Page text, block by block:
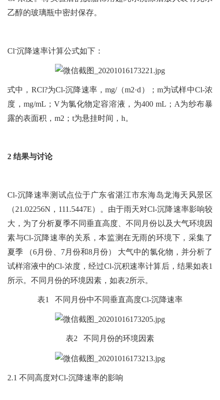
乙醇的玻璃瓶中密封保存。
Cl-沉降速率计算公式如下：
式中，RCl?为Cl-沉降速率，mg/（m2·d）；m为试样中Cl-浓
度，mg/mL；V为氯化物定容溶液，为400 mL；A为纱布暴
露的表面积，m2；t为悬挂时间，h。
2 结果与讨论
Cl-沉降速率测试点位于广东省湛江市东海岛龙海天风景区
（21.02256N，111.5447E）。由于雨天对Cl-沉降速率影响较
大，为了分析夏季不同垂直高度、不同月份以及大气环境因
素与Cl-沉降速率的关系，本监测在无雨的环境下，采集了
夏季 （6月份、7月份和8月份） 大气中的氯化物，并分析了
试样溶液中的Cl-浓度，经过Cl-沉积速率计算后，结果如表1
所示。不同月份的环境因素，如表2所示。
表1 不同月份中不同垂直高度Cl-沉降速率
表2 不同月份的环境因素
2.1 不同高度对Cl-沉降速率的影响